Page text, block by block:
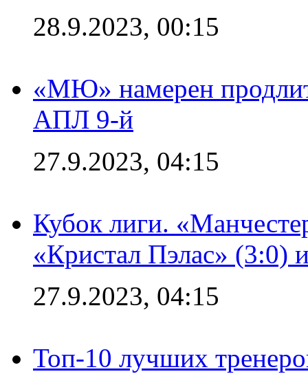
28.9.2023, 00:15
«МЮ» намерен
АПЛ 9-й
27.9.2023, 04:15
Кубок лиги.
«Кристал Пэлас» (3:0)
27.9.2023, 04:15
Топ-10 лучших